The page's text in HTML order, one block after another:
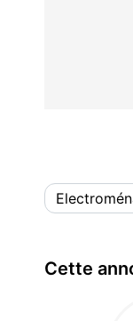
Cette